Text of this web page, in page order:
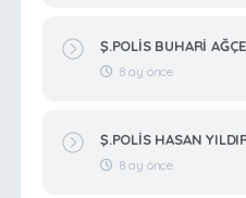
Ş.POLİS BUHARİ
8 ay önce
Ş.POLİS HASAN
8 ay önce